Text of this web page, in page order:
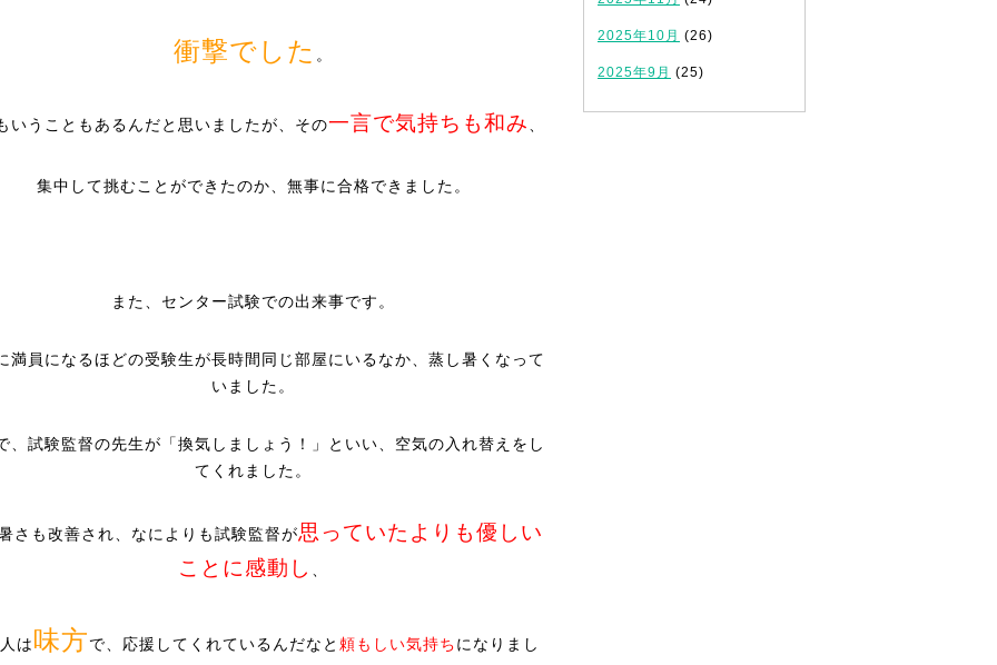
衝撃でした 。
いうこともあるんだと思いましたが、その一言で気持ちも和み
集中して挑むことができたのか、無事に合格できました。
また、センター試験での出来事です。
満員になるほどの受験生が長時間同じ部屋にいるなか、蒸し暑くなって
いました。
、試験監督の先生が「換気しましょう！」といい、空気の入れ替えをし
てくれました。
さも改善され、なによりも試験監督が思っていたよりも優しい
ことに感動し
は味方で、応援してくれているんだなと 頼もしい気持ちになりまし
2025年10月 (26)
2025年9月 (25)